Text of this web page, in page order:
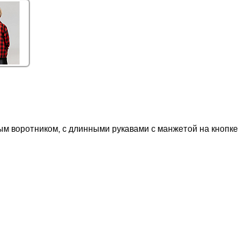
воротником, с длинными рукавами с манжетой на